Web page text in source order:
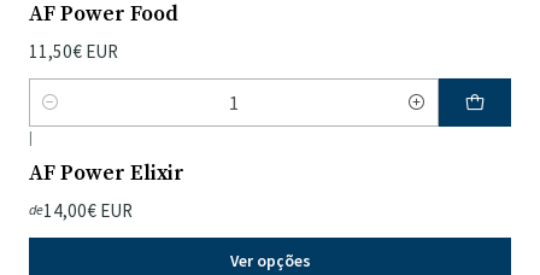
AF Power Food
11,50€ EUR
Quantidade
|
AF Power Elixir
de14,00€ EUR
Ver opções